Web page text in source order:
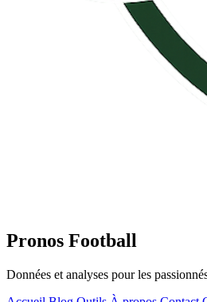
Pronos Football
Données et analyses pour les